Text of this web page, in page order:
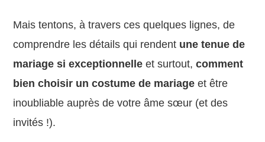
Mais tentons, à travers ces quelques lignes, de
comprendre les détails qui rendent une tenue de
mariage si exceptionnelle et surtout,comment
bien choisir un costume de mariage et être
inoubliable auprès de votre âme sœur (et des
invités !).